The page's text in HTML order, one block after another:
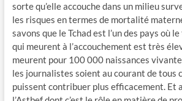
sorte qu’elle accouche dans un milieu
les risques en termes de mortalité
savons que le Tchad est l’un des pays où
qui meurent à l’accouchement est très
meurent pour 100 000 naissances
les journalistes soient au courant de tous
puissent contribuer plus efficacement. Et